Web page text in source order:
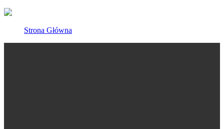
Strona Główna